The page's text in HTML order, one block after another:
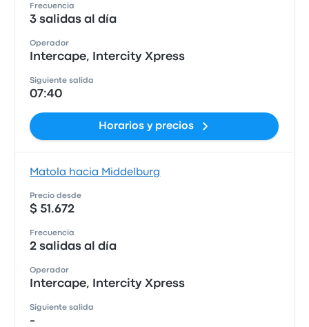
Frecuencia
3 salidas al día
Operador
Intercape, Intercity Xpress
Siguiente salida
07:40
Horarios y precios
Matola hacia Middelburg
Precio desde
$ 51.672
Frecuencia
2 salidas al día
Operador
Intercape, Intercity Xpress
Siguiente salida
-